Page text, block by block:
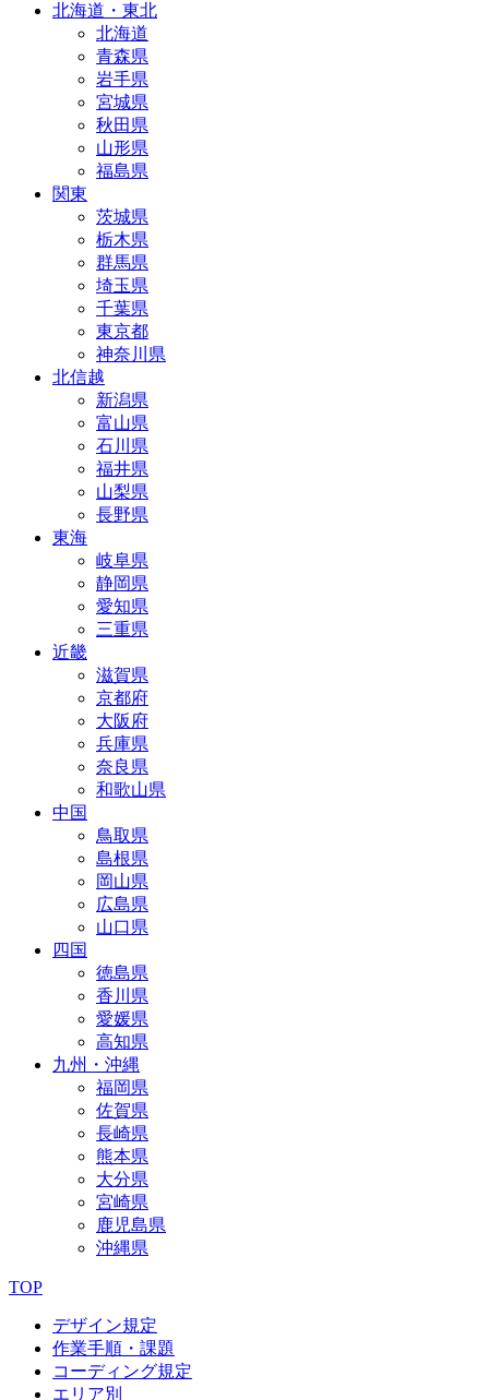
北海道・東北
北海道
青森県
岩手県
宮城県
秋田県
山形県
福島県
関東
茨城県
栃木県
群馬県
埼玉県
千葉県
東京都
神奈川県
北信越
新潟県
富山県
石川県
福井県
山梨県
長野県
東海
岐阜県
静岡県
愛知県
三重県
近畿
滋賀県
京都府
大阪府
兵庫県
奈良県
和歌山県
中国
鳥取県
島根県
岡山県
広島県
山口県
四国
徳島県
香川県
愛媛県
高知県
九州・沖縄
福岡県
佐賀県
長崎県
熊本県
大分県
宮崎県
鹿児島県
沖縄県
TOP
デザイン規定
作業手順・課題
コーディング規定
エリア別